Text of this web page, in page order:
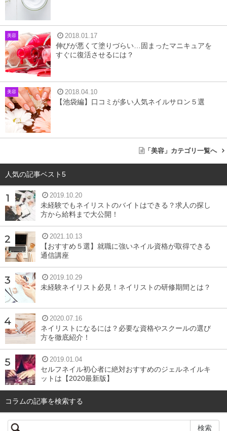
en+ beauty theme park
4Cherie Nail salon 姫路店
5Ｎａｉｌ Ｃａｔ(ネイルキャッツ)
6まとめ
SyiSyu (シシュ) 姫路店
口コミ件数(2018年6/29 時点)：300件
美容 2018.01.17
伸びが悪くて塗りづらい…固まったマニキュアを
すぐに復活させるには？
美容 2018.04.10
【池袋編】口コミが多い人気ネイルサロン５選
「美容」カテゴリ一覧へ
人気の記事ベスト5
2019.10.20
未経験でもネイリストのバイトはできる？求人の探し
方から給料まで大公開！
2021.10.13
【おすすめ５選】就職に強いネイル資格が取得できる
通信講座
2019.10.29
未経験ネイリスト必見！ネイリストの研修期間とは？
2020.07.16
ネイリストになるには？必要な資格やスクールの選び
方を徹底紹介！
2019.01.04
セルフネイル初心者に絶対おすすめのジェルネイルキ
ットは【2020最新版】
コラムの記事を検索する